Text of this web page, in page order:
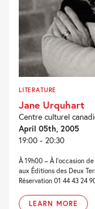
LITERATURE
Jane Urquhart
Centre culturel
April 05th, 2005
19:00 - 20:30
À 19h00 – À l’occasion
aux Éditions des Deux
Réservation 01 44 43 24
LEARN MORE